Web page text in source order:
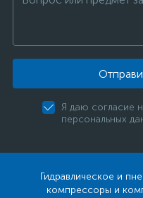
Я даю согласие
персональных
Гидравлическое и
компрессоры и